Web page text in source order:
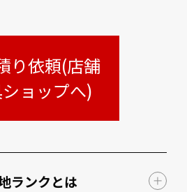
り依頼(店舗
ョップへ)
ランクとは